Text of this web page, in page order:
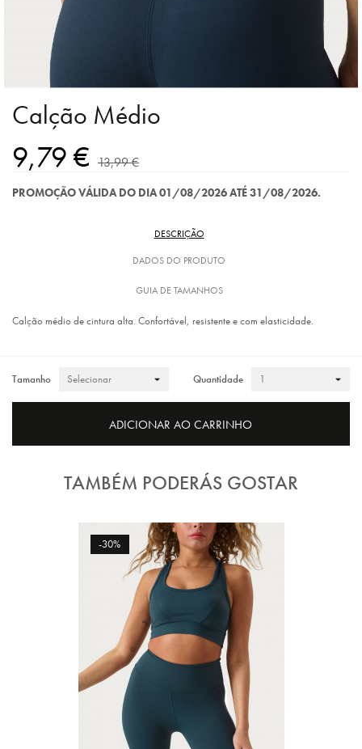
Calção Médio
9,79 € 13,99 €
PROMOÇÃO VÁLIDA DO DIA 01/08/2026 ATÉ 31/08/2026.
DESCRIÇÃO
DADOS DO PRODUTO
GUIA DE TAMANHOS
Calção médio de cintura alta. Confortável, resistente e com elasticidade.
Tamanho Quantidade
ADICIONAR AO CARRINHO
TAMBÉM PODERÁS GOSTAR
-30%